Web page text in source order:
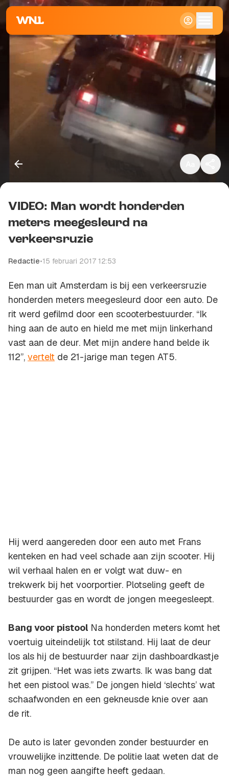
Klein
Standaard
Groot
Kopieer link
VIDEO: Man wordt honderden
meters meegesleurd na
verkeersruzie
Redactie•15 februari 2017 12:53
Een man uit Amsterdam is bij een verkeersruzie
honderden meters meegesleurd door een auto. De
rit werd gefilmd door een scooterbestuurder. “Ik
hing aan de auto en hield me met mijn linkerhand
vast aan de deur. Met mijn andere hand belde ik
112”, vertelt de 21-jarige man tegen AT5.
Hij werd aangereden door een auto met Frans
kenteken en had veel schade aan zijn scooter. Hij
wil verhaal halen en er volgt wat duw- en
trekwerk bij het voorportier. Plotseling geeft de
bestuurder gas en wordt de jongen meegesleept.
Bang voor pistool Na honderden meters komt het
voertuig uiteindelijk tot stilstand. Hij laat de deur
los als hij de bestuurder naar zijn dashboardkastje
zit grijpen. “Het was iets zwarts. Ik was bang dat
het een pistool was.” De jongen hield ‘slechts’ wat
schaafwonden en een gekneusde knie over aan
de rit.
De auto is later gevonden zonder bestuurder en
vrouwelijke inzittende. De politie laat weten dat de
man nog geen aangifte heeft gedaan.